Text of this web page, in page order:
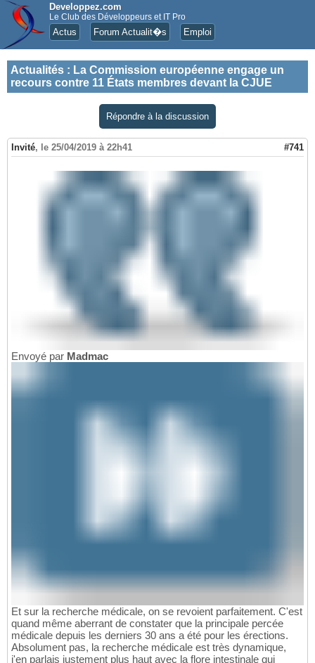
Developpez.com
Le Club des Développeurs et IT Pro
Actus Forum Actualit�s Emploi
Actualités : La Commission européenne engage un
recours contre 11 États membres devant la CJUE
Répondre à la discussion
Invité, le 25/04/2019 à 22h41 #741
Envoyé par Madmac
Et sur la recherche médicale, on se revoient parfaitement. C'est
quand même aberrant de constater que la principale percée
médicale depuis les derniers 30 ans a été pour les érections.
Absolument pas, la recherche médicale est très dynamique,
j'en parlais justement plus haut avec la flore intestinale qui